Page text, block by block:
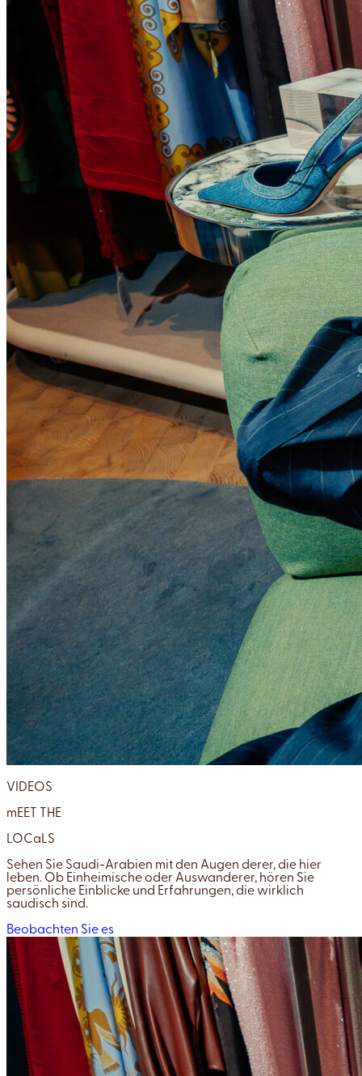
VIDEOS
mEET THE
LOCaLS
Sehen Sie Saudi-Arabien mit den Augen derer, die hier
leben. Ob Einheimische oder Auswanderer, hören Sie
persönliche Einblicke und Erfahrungen, die wirklich
saudisch sind.
Beobachten Sie es